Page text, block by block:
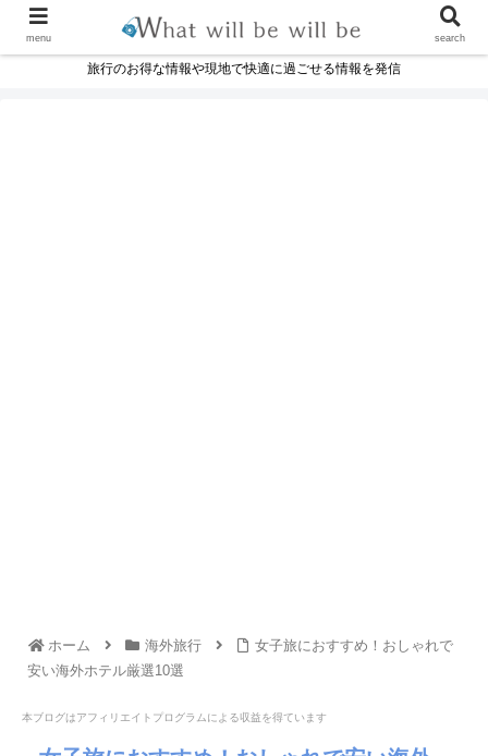
旅行のお得な情報や現地で快適に過ごせる情報を発信
ホーム 海外旅行
女子旅におすすめ！おしゃれで
安い海外ホテル厳選10選
本ブログはアフィリエイトプログラムによる収益を得ています
menu search